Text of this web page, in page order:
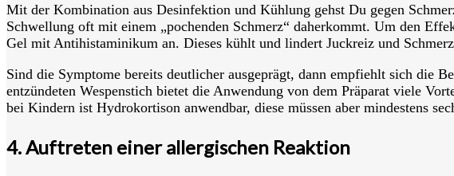
Mit der Kombination aus Desinfektion und Kühlung gehst Du gegen
Schwellung oft mit einem „pochenden Schmerz“ daherkommt. Um den
Gel mit Antihistaminikum an. Dieses kühlt und lindert Juckreiz und Schmerz
Sind die Symptome bereits deutlicher ausgeprägt, dann empfiehlt sich die
entzündeten Wespenstich bietet die Anwendung von dem Präparat viele
bei Kindern ist Hydrokortison anwendbar, diese müssen aber mindestens
4. Auftreten einer allergischen Reaktion